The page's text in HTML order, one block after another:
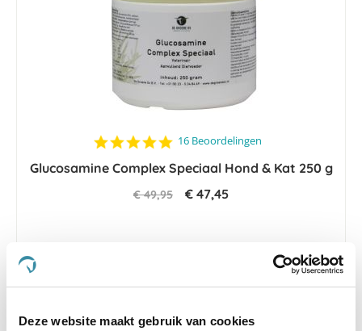
Deze website maakt gebruik van cookies
4.8
rating
16 Beoordelingen
Glucosamine Complex Speciaal Hond & Kat 250 g
€ 49,95 € 47,45
-5 %